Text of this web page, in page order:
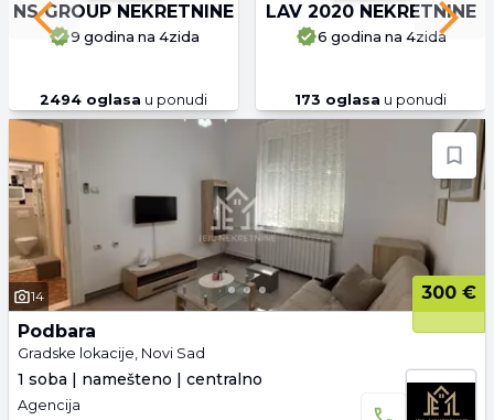
NS GROUP NEKRETNINE
9 godina na 4zida
2494 oglasa u ponudi
LAV 2020 NEKRETNINE
6 godina na 4zida
173 oglasa u ponudi
Previous slide Next
14
300 €
Podbara
Gradske lokacije, Novi Sad
1 soba | namešteno | centralno
Agencija